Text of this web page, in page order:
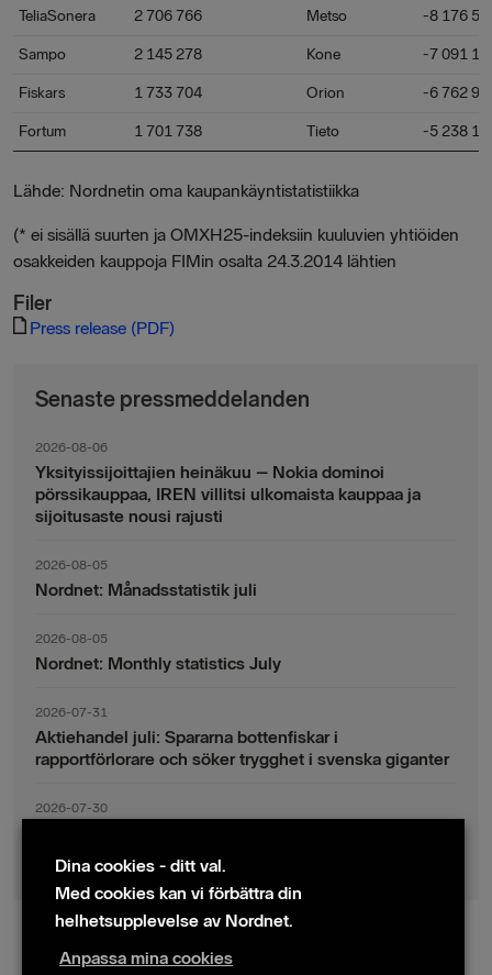
TeliaSonera 2 706 766 Metso -8 176
Sampo 2 145 278 Kone -7 091
Fiskars 1 733 704 Orion -6 762
Fortum 1 701 738 Tieto -5 238
Lähde: Nordnetin oma kaupankäyntistatistiikka
(* ei sisällä suurten ja OMXH25-indeksiin kuuluvien yhtiöiden
osakkeiden kauppoja FIMin osalta 24.3.2014 lähtien
Filer
Press release (PDF)
Senaste pressmeddelanden
2026-08-06
Yksityissijoittajien heinäkuu – Nokia dominoi
pörssikauppaa, IREN villitsi ulkomaista kauppaa ja
sijoitusaste nousi rajusti
2026-08-05
Nordnet: Månadsstatistik juli
2026-08-05
Nordnet: Monthly statistics July
2026-07-31
Aktiehandel juli: Spararna bottenfiskar i
rapportförlorare och söker trygghet i svenska giganter
2026-07-30
indexsparandet ligger fast
© 2024 Nordnet AB (publ)
Dina cookies - ditt val.
Med cookies kan vi förbättra din
helhetsupplevelse av Nordnet.
Anpassa mina cookies